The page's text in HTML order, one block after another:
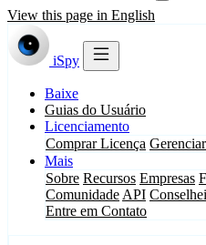
View this page in English
iSpy
Baixe
Guias do Usuário
Licenciamento
Comprar Licença
Mais
Sobre Recursos Empresas
Comunidade API
Entre em Contato